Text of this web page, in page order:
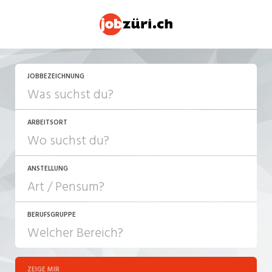
JOBBEZEICHNUNG
ARBEITSORT
ANSTELLUNG
JOB-TYP
Festanstellung
BERUFSGRUPPE
ZEIGE MIR